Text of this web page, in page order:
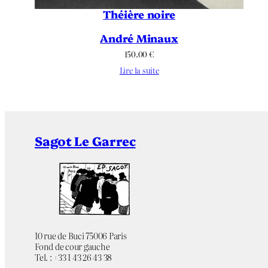
Théière noire
André Minaux
150.00€
Lire la suite
Sagot Le Garrec
10 rue de Buci 75006 Paris
Fond de cour gauche
Tel. : +33 1 43 26 43 38